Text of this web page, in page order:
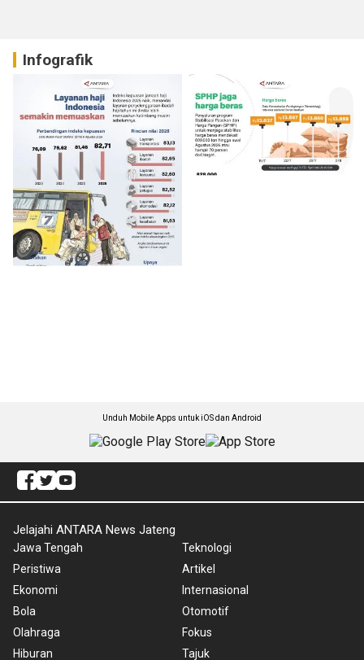
Infografik
Unduh Mobile Apps untuk iOS dan Android
Jelajahi ANTARA News Jateng
Jawa Tengah
Peristiwa
Ekonomi
Bola
Olahraga
Hiburan
Teknologi
Artikel
Internasional
Otomotif
Fokus
Tajuk